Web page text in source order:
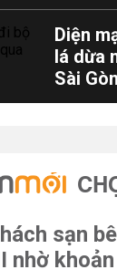
Diện
lá dừa
Sài Gòn
sạn
nhờ